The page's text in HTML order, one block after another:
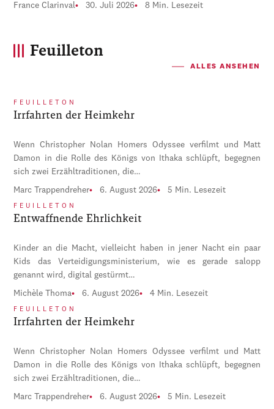
France Clarinval 30. Juli 2026 8 Min. Lesezeit
Feuilleton
ALLES ANSEHEN
FEUILLETON
Irrfahrten der Heimkehr
Wenn Christopher Nolan Homers Odyssee verfilmt und Matt
Damon in die Rolle des Königs von Ithaka schlüpft, begegnen
sich zwei Erzähltraditionen, die…
Marc Trappendreher 6. August 2026 5 Min. Lesezeit
FEUILLETON
Entwaffnende Ehrlichkeit
Kinder an die Macht, vielleicht haben in jener Nacht ein paar
Kids das Verteidigungsministerium, wie es gerade salopp
genannt wird, digital gestürmt…
Michèle Thoma 6. August 2026 4 Min. Lesezeit
FEUILLETON
Irrfahrten der Heimkehr
Wenn Christopher Nolan Homers Odyssee verfilmt und Matt
Damon in die Rolle des Königs von Ithaka schlüpft, begegnen
sich zwei Erzähltraditionen, die…
Marc Trappendreher 6. August 2026 5 Min. Lesezeit